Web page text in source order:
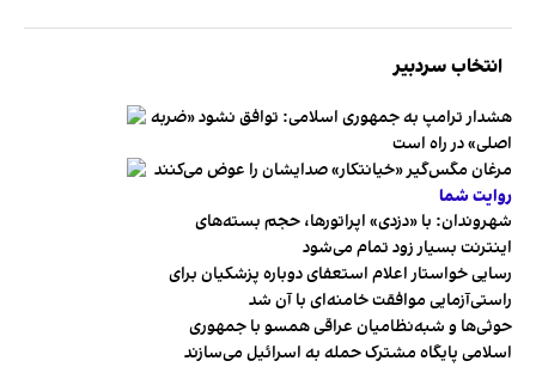
انتخاب سردبیر
هشدار ترامپ به جمهوری اسلامی: توافق نشود «ضربه
اصلی» در راه است
مرغان مگس‌گیر «خیانتکار» صدایشان را عوض می‌کنند
روایت شما
شهروندان:‌ با «دزدی» اپراتورها، حجم بسته‌های
اینترنت بسیار زود تمام می‌شود
رسایی خواستار اعلام استعفای دوباره پزشکیان برای
راستی‌آزمایی موافقت خامنه‌ای با آن شد
حوثی‌ها و شبه‌نظامیان عراقی همسو با جمهوری
اسلامی پایگاه مشترک حمله به اسرائیل می‌سازند